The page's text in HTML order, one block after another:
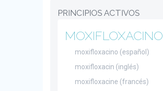
PRINCIPIOS ACTIVOS
MOXIFLOXACINO
moxifloxacino (español)
moxifloxacin (inglés)
moxifloxacine (francés)